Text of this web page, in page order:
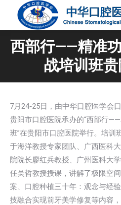
西部行——精准
战培训班
7月24-25日，由中华口腔医学会
贵阳市口腔医院承办的“西部行
班”在贵阳市口腔医院举行。培训
于海洋教授专家团队、广西医科
院院长廖红兵教授、广州医科大
任吴哲教授授课，讲解了极限空
案、口腔种植三十年：观念与经
技融合实现前牙美学修复等内容